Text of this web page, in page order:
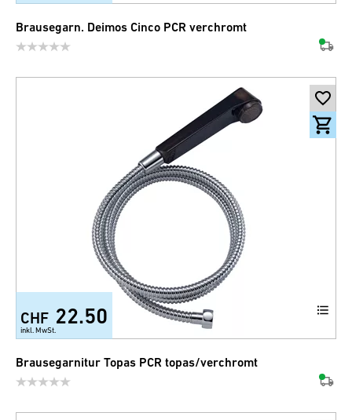
Brausegarn. Deimos Cinco PCR verchromt
CHF 22.50
inkl. MwSt.
Brausegarnitur Topas PCR topas/verchromt